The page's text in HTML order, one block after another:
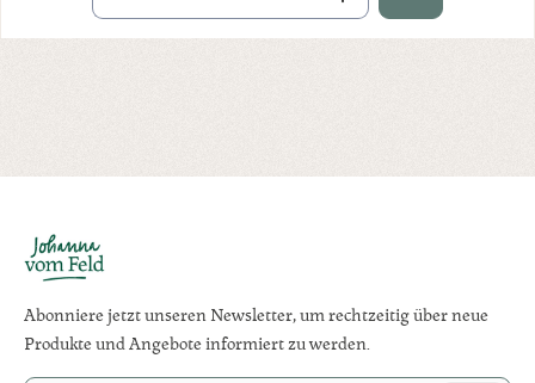
Abonniere jetzt unseren Newsletter, um rechtzeitig über neue
Produkte und Angebote informiert zu werden.